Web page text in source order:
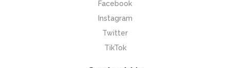
Facebook
Instagram
Twitter
TikTok